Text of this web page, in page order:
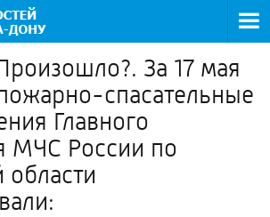
За 17 мая
спасательные
Главного
МЧС России по
области